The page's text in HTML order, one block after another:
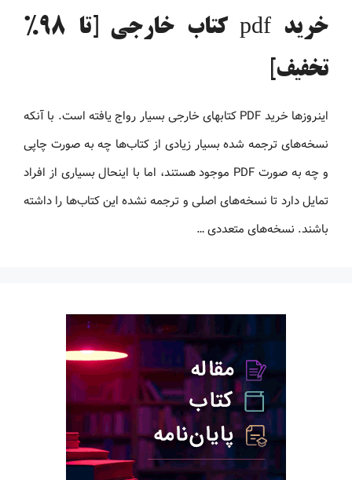
خرید pdf کتاب خارجی [تا 98%
تخفیف]
اینروزها خرید PDF کتاب‎های خارجی بسیار رواج یافته است. با آنکه
نسخه‌های ترجمه شده بسیار زیادی از کتاب‌ها چه به صورت چاپی
و چه به صورت PDF موجود هستند، اما با اینحال بسیاری از افراد
تمایل دارد تا نسخه‌های اصلی و ترجمه نشده این کتاب‌ها را داشته
باشند. نسخه‌های متعددی …